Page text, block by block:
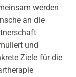
werden
an die
und
Ziele für die